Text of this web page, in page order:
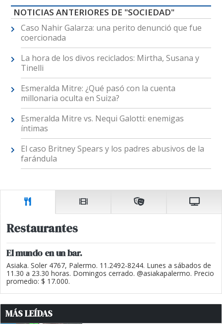
NOTICIAS ANTERIORES DE "SOCIEDAD"
Caso Nahir Galarza: una perito denunció que fue
coercionada
La hora de los divos reciclados: Mirtha, Susana y
Tinelli
Esmeralda Mitre: ¿Qué pasó con la cuenta
millonaria oculta en Suiza?
Esmeralda Mitre vs. Nequi Galotti: enemigas
íntimas
El caso Britney Spears y los padres abusivos de la
farándula
Restaurantes
El mundo en un bar.
Asiaka. Soler 4767, Palermo. 11.2492-8244. Lunes a sábados de
11.30 a 23.30 horas. Domingos cerrado. @asiakapalermo. Precio
promedio: $ 17.000.
MÁS LEÍDAS